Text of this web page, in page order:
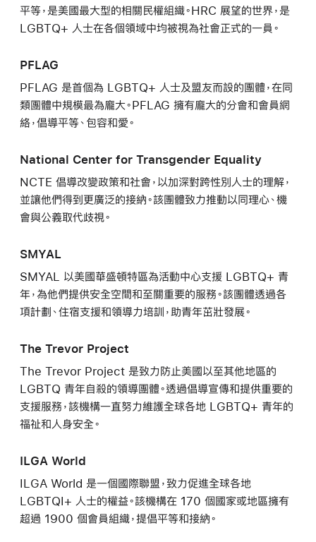
平等，是美國最大型的相關民權組織。HRC 展望的世界，是
LGBTQ+ 人士在各個領域中均被視為社會正式的一員。
PFLAG
PFLAG 是首個為 LGBTQ+ 人士及盟友而設的團體，在同
類團體中規模最為龐大。PFLAG 擁有龐大的分會和會員網
絡，倡導平等、包容和愛。
National Center for Transgender Equality
NCTE 倡導改變政策和社會，以加深對跨性別人士的理解，
並讓他們得到更廣泛的接納。該團體致力推動以同理心、機
會與公義取代歧視。
SMYAL
SMYAL 以美國華盛頓特區為活動中心支援 LGBTQ+ 青
年，為他們提供安全空間和至關重要的服務。該團體透過各
項計劃、住宿支援和領導力培訓，助青年茁壯發展。
The Trevor Project
The Trevor Project 是致力防止美國以至其他地區的
LGBTQ 青年自殺的領導團體。透過倡導宣傳和提供重要的
支援服務，該機構一直努力維護全球各地 LGBTQ+ 青年的
福祉和人身安全。
ILGA World
ILGA World 是一個國際聯盟，致力促進全球各地
LGBTQI+ 人士的權益。該機構在 170 個國家或地區擁有
超過 1900 個會員組織，提倡平等和接納。